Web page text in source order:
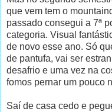
que vem tem o
passado consegui a 7ª
categoria. Visual
de novo esse ano. Só
de pantufa, vai ser
desafrio e uma vez na
fomos pernar um pouco
Saí de casa cedo e